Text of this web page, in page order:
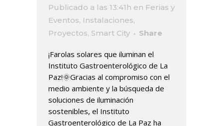
Publicado a las 13:41h en Ferias y
Eventos, Instalaciones,
Proyectos, Smart City Share
¡Farolas solares que iluminan el
Instituto Gastroenterológico de La
Paz!🌞Gracias al compromiso con el
medio ambiente y la búsqueda de
soluciones de iluminación
sostenibles, el Instituto
Gastroenterológico de La Paz ha